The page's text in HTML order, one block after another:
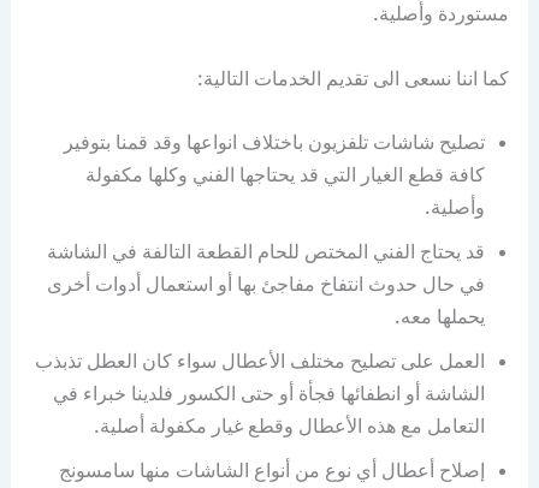
مستوردة وأصلية.
كما اننا نسعى الى تقديم الخدمات التالية:
تصليح شاشات تلفزيون باختلاف انواعها وقد قمنا بتوفير
كافة قطع الغيار التي قد يحتاجها الفني وكلها مكفولة
وأصلية.
قد يحتاج الفني المختص للحام القطعة التالفة في الشاشة
في حال حدوث انتفاخ مفاجئ بها أو استعمال أدوات أخرى
يحملها معه.
العمل على تصليح مختلف الأعطال سواء كان العطل تذبذب
الشاشة أو انطفائها فجأة أو حتى الكسور فلدينا خبراء في
التعامل مع هذه الأعطال وقطع غيار مكفولة أصلية.
إصلاح أعطال أي نوع من أنواع الشاشات منها سامسونج